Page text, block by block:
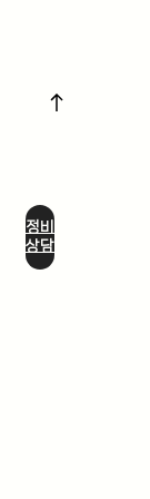
정비
상담